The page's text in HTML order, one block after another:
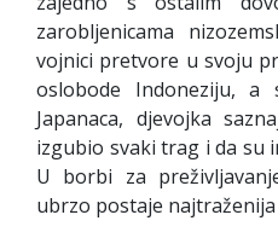
zarobljenicama
vojnici pretvore u svoju
oslobode Indoneziju,
Japanaca, djevojka
izgubio svaki trag i da su
U borbi za
ubrzo postaje